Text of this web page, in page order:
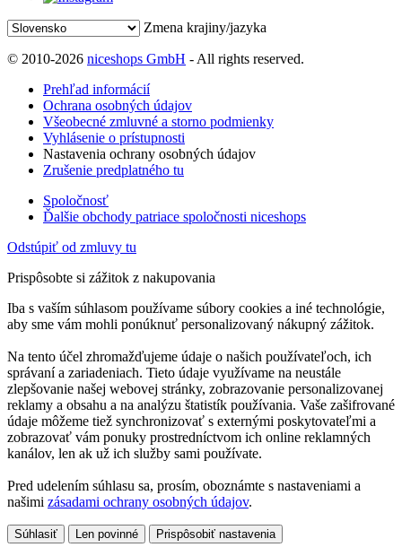
Zmena krajiny/jazyka
© 2010-2026 niceshops GmbH - All rights reserved.
Prehľad informácií
Ochrana osobných údajov
Všeobecné zmluvné a storno podmienky
Vyhlásenie o prístupnosti
Nastavenia ochrany osobných údajov
Zrušenie predplatného tu
Spoločnosť
Ďalšie obchody patriace spoločnosti niceshops
Odstúpiť od zmluvy tu
Prispôsobte si zážitok z nakupovania
Iba s vaším súhlasom používame súbory cookies a iné technológie,
aby sme vám mohli ponúknuť personalizovaný nákupný zážitok.
Na tento účel zhromažďujeme údaje o našich používateľoch, ich
správaní a zariadeniach. Tieto údaje využívame na neustále
zlepšovanie našej webovej stránky, zobrazovanie personalizovanej
reklamy a obsahu a na analýzu štatistík používania. Vaše zašifrované
údaje môžeme tiež synchronizovať s externými poskytovateľmi a
zobrazovať vám ponuky prostredníctvom ich online reklamných
kanálov, len ak už ich služby sami používate.
Pred udelením súhlasu sa, prosím, oboznámte s nastaveniami a
našimi zásadami ochrany osobných údajov.
Súhlasiť Len povinné Prispôsobiť nastavenia